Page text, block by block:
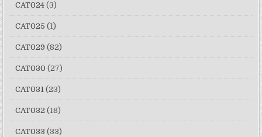
CAT024 (3)
CAT025 (1)
CAT029 (82)
CAT030 (27)
CAT031 (23)
CAT032 (18)
CAT033 (33)